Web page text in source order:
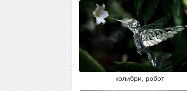
колибри, робот